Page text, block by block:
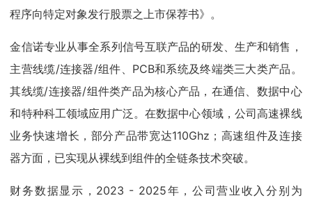
程序向特定对象发行股票之上市保荐书》。
金信诺专业从事全系列信号互联产品的研发、生产和销售，
主营线缆/连接器/组件、PCB和系统及终端类三大类产品。
其线缆/连接器/组件类产品为核心产品，在通信、数据中心
和特种科工领域应用广泛。在数据中心领域，公司高速裸线
业务快速增长，部分产品带宽达110Ghz；高速组件及连接
器方面，已实现从裸线到组件的全链条技术突破。
财务数据显示，2023 - 2025年，公司营业收入分别为